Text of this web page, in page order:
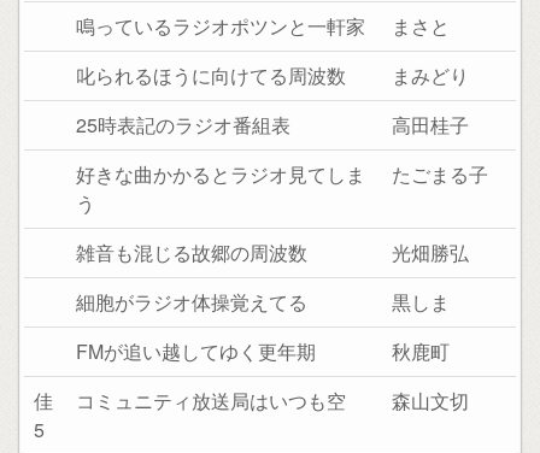
鳴っているラジオポツンと一軒家
まさと
叱られるほうに向けてる周波数
まみどり
25時表記のラジオ番組表
高田桂子
好きな曲かかるとラジオ見てしま
う
たごまる子
雑音も混じる故郷の周波数
光畑勝弘
細胞がラジオ体操覚えてる
黒しま
FMが追い越してゆく更年期
秋鹿町
佳
5
コミュニティ放送局はいつも空 森山文切